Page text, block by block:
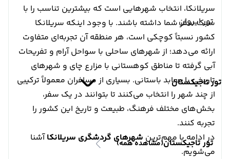
تور ایروان
تور تاجیکستان
تور تاجیکستان(مشاهده همه)
سریلانکا، انتخاب شهرهایی است که بیشترین تناسب را با
سبک سفر شما داشته باشند. با وجود اینکه سریلانکا
کشور نسبتاً کوچکی است، هر منطقه آن تجربه‌ای متفاوت
ارائه می‌دهد؛ از شهرهای ساحلی با سواحل آرام و تفریحات
آبی گرفته تا مناطق کوهستانی با مزارع چای و شهرهای
تاریخی با معابد باستانی. بسیاری از مسافران معمولاً ترکیبی
از چند شهر را انتخاب می‌کنند تا بتوانند در یک سفر،
بخش‌های مختلف فرهنگ، طبیعت و تاریخ این کشور را
تجربه کنند.
در ادامه با مهم‌ترین شهرهای گردشگری سریلانکاآشنا
می‌شویم.